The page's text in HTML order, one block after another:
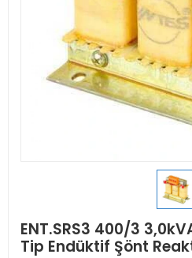
ENT.SRS3 400/3
Tip Endüktif Şönt